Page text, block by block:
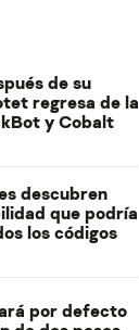
de su
regresa de la
y Cobalt
descubren
que podría
los códigos
por defecto